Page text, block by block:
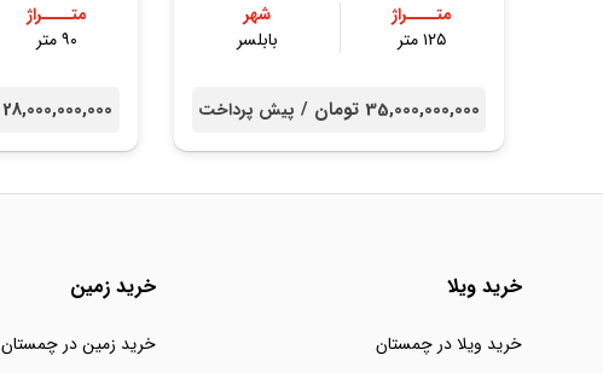
متــــراژ
۱۲۵ متر
شهر
بابلسر
35,000,000,000 تومان / پیش پرداخت
متــــراژ
۹۰ متر
28,000,000,000 تومان /
خرید ویلا
خرید ویلا در چمستان
خرید زمین
خرید زمین در چمستان